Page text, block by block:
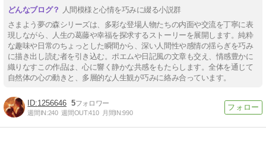
人間模様と心情を巧みに綴る小説群
さまよう夢の森シリーズは、多彩な登場人物たちの内面や交流を丁寧に表
現しながら、人生の葛藤や幸福を探求するストーリーを展開します。純粋
な趣味や日常のちょっとした瞬間から、深い人間性や感情の揺らぎを巧み
に描き出し読む者を引き込む。ポエムや日記風の文章も交え、情感豊かに
織りなすこの作品は、心に響く静かな共感をもたらします。全体を通じて
自然体の心の動きと、多層的な人生観が巧みに絡み合っています。
1256646 5
週間IN:240 週間OUT:410 月間IN:990